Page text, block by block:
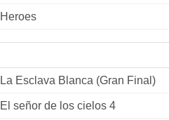
Heroes
La Esclava Blanca (Gran Final)
El señor de los cielos 4